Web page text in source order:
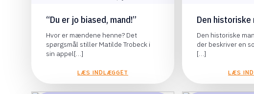
“Du er jo biased, mand!”
Hvor er mændene henne? Det
spørgsmål stiller Matilde Trobeck i
sin appel[…]
LÆS INDLÆGGET
Den historiske
Den historiske
der beskriver en
[…]
LÆS